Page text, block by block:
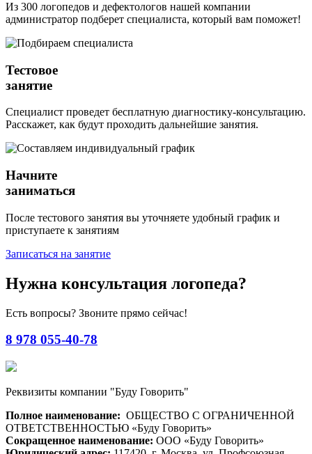
Из 300 логопедов и дефектологов нашей компании
администратор подберет специалиста, который вам поможет!
Тестовое
занятие
Специалист проведет бесплатную диагностику-консультацию.
Расскажет, как будут проходить дальнейшие занятия.
Начните
заниматься
После тестового занятия вы уточняете удобный график и
приступаете к занятиям
Записаться на занятие
Нужна консультация логопеда?
Есть вопросы? Звоните прямо сейчас!
8 978 055-40-78
Реквизиты компании "Буду Говорить"
Полное наименование: ОБЩЕСТВО С ОГРАНИЧЕННОЙ
ОТВЕТСТВЕННОСТЬЮ «Буду Говорить»
Сокращенное наименование: ООО «Буду Говорить»